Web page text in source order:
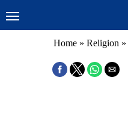
Home » Religion »